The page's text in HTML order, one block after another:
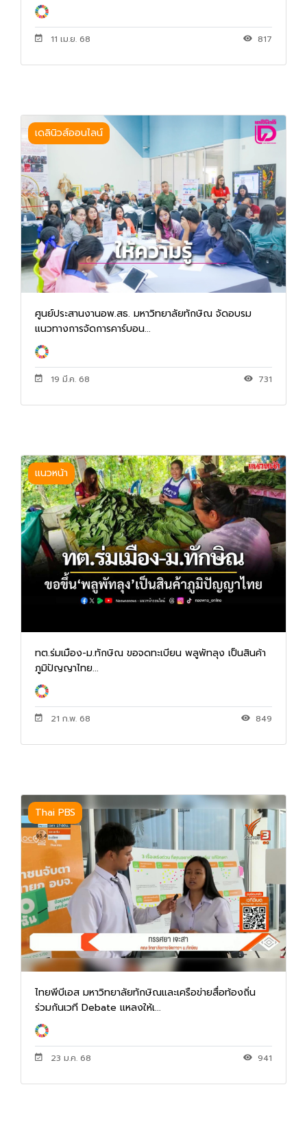
11 เม.ย. 68 817
เดลินิวส์ออนไลน์
ศูนย์ประสานงานอพ.สธ. มหาวิทยาลัยทักษิณ จัดอบรม
แนวทางการจัดการคาร์บอน...
19 มี.ค. 68 731
แนวหน้า
ทต.ร่มเมือง-ม.ทักษิณ ขอจดทะเบียน พลูพัทลุง เป็นสินค้า
ภูมิปัญญาไทย...
21 ก.พ. 68 849
Thai PBS
ไทยพีบีเอส มหาวิทยาลัยทักษิณและเครือข่ายสื่อท้องถิ่น
ร่วมกันเวที Debate แหลงให้เ...
23 ม.ค. 68 941